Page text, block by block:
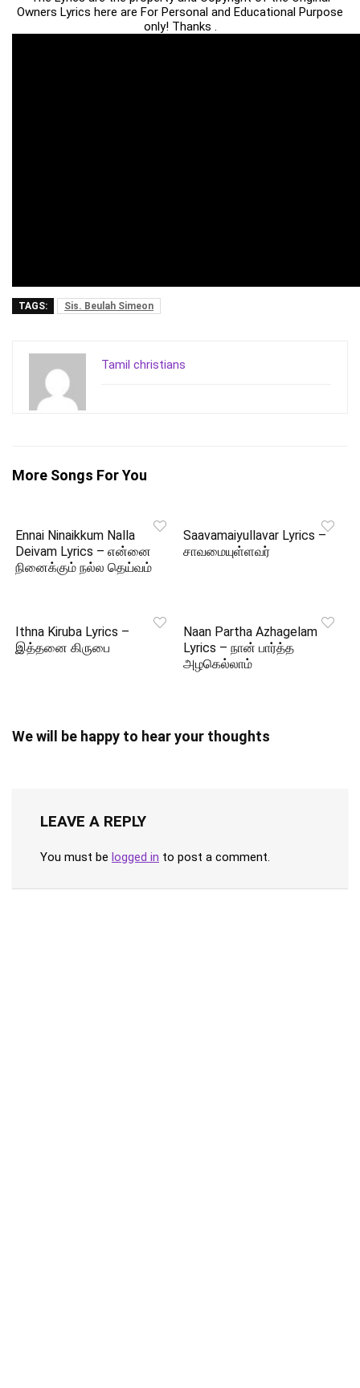
Owners Lyrics here are For Personal and Educational Purpose
only! Thanks .
TAGS: Sis. Beulah Simeon
Tamil christians
More Songs For You
Ennai Ninaikkum Nalla
Deivam Lyrics – என்னை
நினைக்கும் நல்ல தெய்வம்
Saavamaiyullavar Lyrics –
சாவமையுள்ளவர்
Ithna Kiruba Lyrics –
இத்தனை கிருபை
Naan Partha Azhagelam
Lyrics – நான் பார்த்த
அழகெல்லாம்
We will be happy to hear your thoughts
LEAVE A REPLY
You must be logged in to post a comment.